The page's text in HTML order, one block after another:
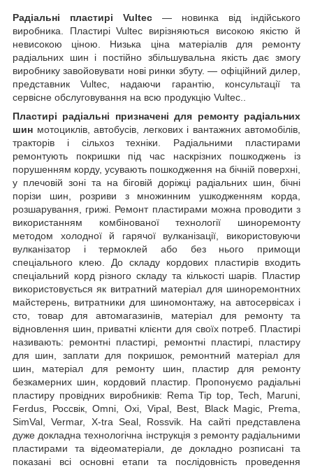
Радіальні пластирі Vultec — новинка від індійського
виробника. Пластирі Vultec вирізняються високою якістю й
невисокою ціною. Низька ціна матеріалів для ремонту
радіальних шин і постійно збільшувальна якість дає змогу
виробнику завойовувати нові ринки збуту. — офіційний дилер,
представник Vultec, надаючи гарантію, консультації та
сервісне обслуговування на всю продукцію Vultec..
Пластирі радіальні призначені для ремонту радіальних
шин мотоциклів, автобусів, легкових і вантажних автомобілів,
тракторів і сільхоз техніки. Радіальними пластирами
ремонтують покришки під час наскрізних пошкоджень із
порушенням корду, усувають пошкодження на бічній поверхні,
у плечовій зоні та на біговій доріжці радіальних шин, бічні
порізи шин, розриви з множинним ушкодженням корда,
розшарування, грижі. Ремонт пластирами можна проводити з
використанням комбінованої технології шиноремонту
методом холодної й гарячої вулканізації, використовуючи
вулканізатор і термоклей або без нього примощи
спеціального клею. До складу кордових пластирів входить
спеціальний корд різного складу та кількості шарів. Пластир
використовується як витратний матеріал для шиноремонтних
майстерень, витратники для шиномонтажу, на автосервісах і
сто, товар для автомагазинів, матеріал для ремонту та
відновлення шин, приватні клієнти для своїх потреб. Пластирі
називають: ремонтні пластирі, ремонтні пластирі, пластиру
для шин, заплати для покришок, ремонтний матеріал для
шин, матеріал для ремонту шин, пластир для ремонту
безкамерних шин, кордовий пластир. Пропонуємо радіальні
пластиру провідних виробників: Rema Tip top, Tech, Maruni,
Ferdus, Россвік, Omni, Oxi, Vipal, Best, Black Magic, Prema,
SimVal, Vermar, X-tra Seal, Rossvik. На сайті представлена
дуже докладна технологічна інструкція з ремонту радіальними
пластирами та відеоматеріали, де докладно розписані та
показані всі основні етапи та послідовність проведення